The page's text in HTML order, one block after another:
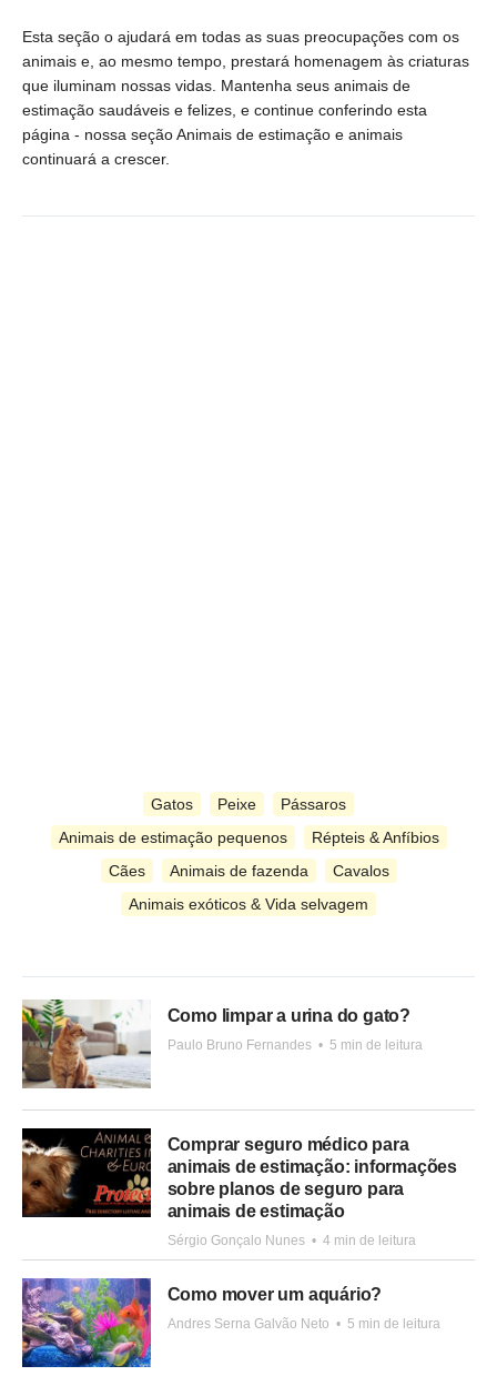
Esta seção o ajudará em todas as suas preocupações com os
animais e, ao mesmo tempo, prestará homenagem às criaturas
que iluminam nossas vidas. Mantenha seus animais de
estimação saudáveis e felizes, e continue conferindo esta
página - nossa seção Animais de estimação e animais
continuará a crescer.
Gatos Peixe
Pássaros
Animais de estimação pequenos
Répteis & Anfíbios
Cães
Animais de fazenda
Cavalos
Animais exóticos & Vida selvagem
Como limpar a urina do gato?
Paulo Bruno Fernandes • 5 min de leitura
Comprar seguro médico para
animais de estimação: informações
sobre planos de seguro para
animais de estimação
Sérgio Gonçalo Nunes • 4 min de leitura
Como mover um aquário?
Andres Serna Galvão Neto • 5 min de leitura